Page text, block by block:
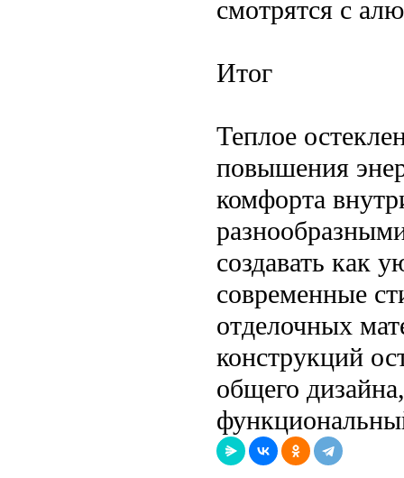
смотрятся с
Итог
Теплое
повышения
комфорта
создавать как
современные
отделочных
конструкций
общего